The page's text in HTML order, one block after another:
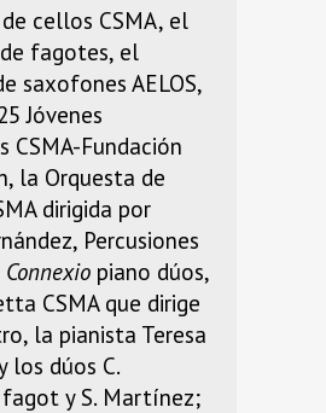
cellos CSMA, el
fagotes, el
saxofones AELOS,
Jóvenes
CSMA-Fundación
la Orquesta de
dirigida por
Percusiones
Connexio piano dúos,
CSMA que dirige
la pianista Teresa
los dúos C.
y S. Martínez;